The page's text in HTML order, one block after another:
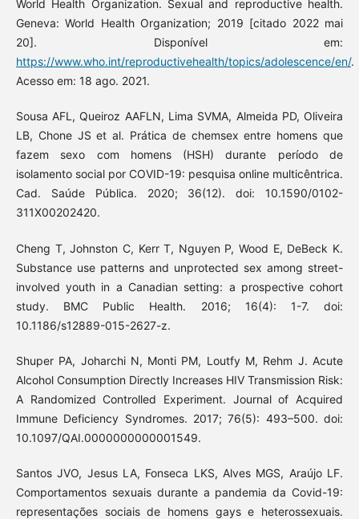
World Health Organization. Sexual and reproductive health.
Geneva: World Health Organization; 2019 [citado 2022 mai
20]. Disponível em:
https://www.who.int/reproductivehealth/topics/adolescence/en/.
Acesso em: 18 ago. 2021.
Sousa AFL, Queiroz AAFLN, Lima SVMA, Almeida PD, Oliveira
LB, Chone JS et al. Prática de chemsex entre homens que
fazem sexo com homens (HSH) durante período de
isolamento social por COVID-19: pesquisa online multicêntrica.
Cad. Saúde Pública. 2020; 36(12). doi: 10.1590/0102-
311X00202420.
Cheng T, Johnston C, Kerr T, Nguyen P, Wood E, DeBeck K.
Substance use patterns and unprotected sex among street-
involved youth in a Canadian setting: a prospective cohort
study. BMC Public Health. 2016; 16(4): 1-7. doi:
10.1186/s12889-015-2627-z.
Shuper PA, Joharchi N, Monti PM, Loutfy M, Rehm J. Acute
Alcohol Consumption Directly Increases HIV Transmission Risk:
A Randomized Controlled Experiment. Journal of Acquired
Immune Deficiency Syndromes. 2017; 76(5): 493–500. doi:
10.1097/QAI.0000000000001549.
Santos JVO, Jesus LA, Fonseca LKS, Alves MGS, Araújo LF.
Comportamentos sexuais durante a pandemia da Covid-19:
representações sociais de homens gays e heterossexuais.